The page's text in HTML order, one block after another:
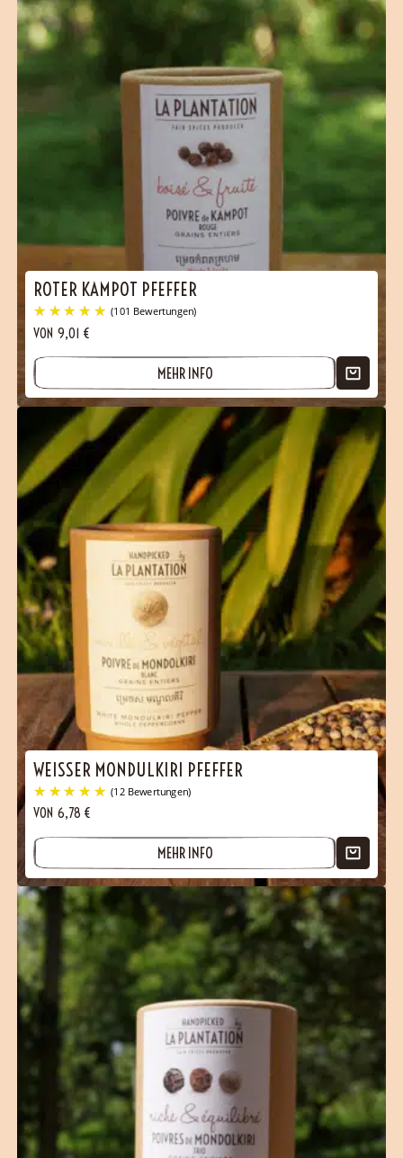
ROTER KAMPOT PFEFFER
VON 9,01 €
MEHR INFO
WEISSER MONDULKIRI PFEFFER
VON 6,78 €
MEHR INFO